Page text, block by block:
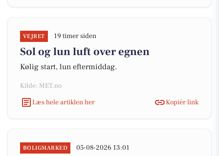
VEJRET 19 timer siden
Sol og lun luft over egnen
Kølig start, lun eftermiddag.
Kilde: MET.no
Læs hele artiklen her
Kopiér link
BOLIGMARKED 05-08-2026 13:01